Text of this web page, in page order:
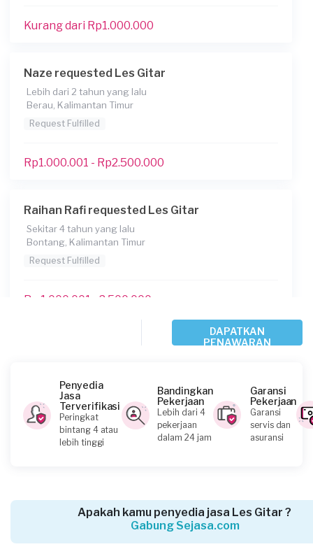
Kurang dari Rp1.000.000
Naze requested Les Gitar
Lebih dari 2 tahun yang lalu
Berau, Kalimantan Timur
Request Fulfilled
Rp1.000.001 - Rp2.500.000
Raihan Rafi requested Les Gitar
Sekitar 4 tahun yang lalu
Bontang, Kalimantan Timur
Request Fulfilled
Rp 1.000.001 - 2.500.000
Fachreza requested Les Gitar
Samarinda, Kalimantan Timur
Request Fulfilled
Kurang dari Rp 1.000.000
Sekitar 6 tahun yang lalu
Samarinda, Kalimantan Timur
DAPATKAN
PENAWARAN
Penyedia
Jasa
Terverifikasi
Peringkat
bintang 4 atau
lebih tinggi
Bandingkan
Pekerjaan
Lebih dari 4
pekerjaan
dalam 24 jam
Garansi
Pekerjaan
Garansi
servis dan
asuransi
Apakah kamu penyedia jasa Les Gitar ?
Gabung Sejasa.com